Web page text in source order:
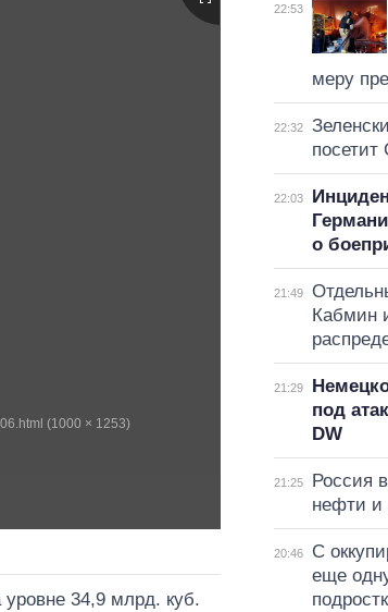
(1000 × 1253)
уровне 34,9 млрд. куб.
22:53
меру
22:32
22:03
о
21:49
Кабмин
21:29
под
DW
21:25
Россия
нефти и
20:46
С
еще